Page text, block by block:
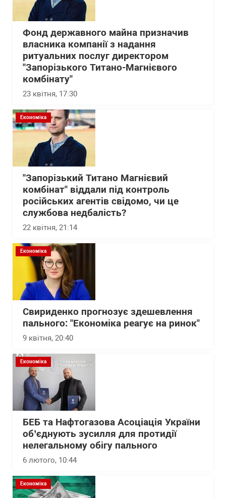
Фонд державного майна призначив
власника компанії з надання
ритуальних послуг директором
"Запорізького Титано-Магнієвого
комбінату"
23 квітня, 17:30
Економіка
"Запорізький Титано Магнієвий
комбінат" віддали під контроль
російських агентів свідомо, чи це
службова недбалість?
22 квітня, 21:14
Економіка
Свириденко прогнозує здешевлення
пального: "Економіка реагує на ринок"
9 квітня, 20:40
Економіка
БЕБ та Нафтогазова Асоціація України
об’єднують зусилля для протидії
нелегальному обігу пального
6 лютого, 10:44
Економіка